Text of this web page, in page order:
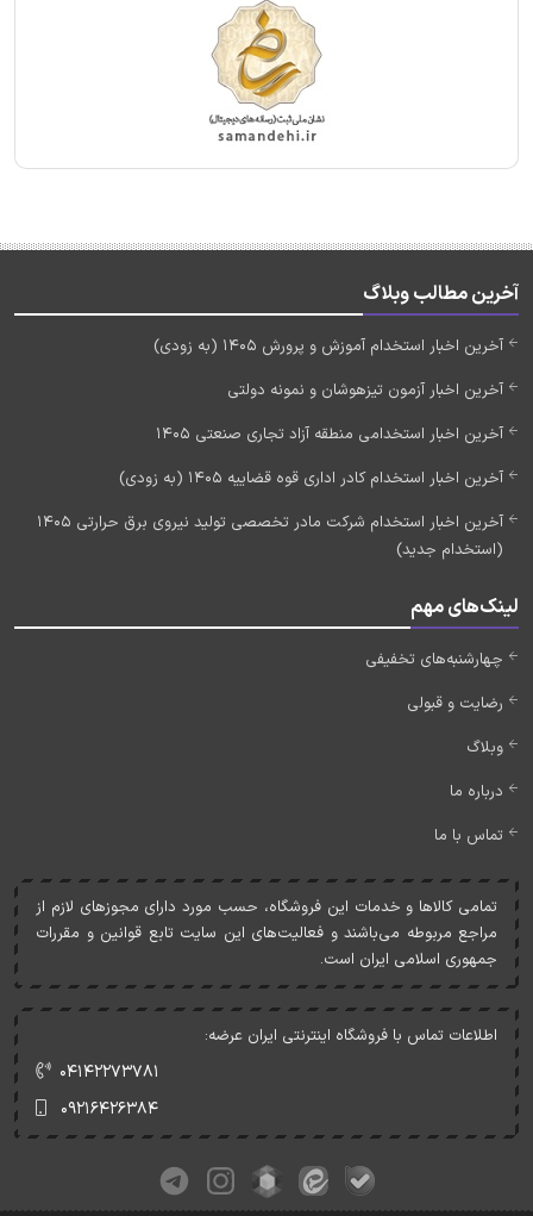
آخرین مطالب وبلاگ
آخرین اخبار استخدام آموزش و پرورش 1405 (به زودی)
آخرین اخبار آزمون تیزهوشان و نمونه دولتی
آخرین اخبار استخدامی منطقه آزاد تجاری صنعتی 1405
آخرین اخبار استخدام کادر اداری قوه قضاییه 1405 (به زودی)
آخرین اخبار استخدام شرکت مادر تخصصی تولید نیروی برق حرارتی 1405
(استخدام جدید)
لینک‌های مهم
چهارشنبه‌های تخفیفی
رضایت و قبولی
وبلاگ
درباره ما
تماس با ما
تمامی کالاها و خدمات اين فروشگاه، حسب مورد دارای مجوزهای لازم از
مراجع مربوطه می‌باشند و فعاليت‌های اين سايت تابع قوانين و مقررات
جمهوری اسلامی ايران است.
اطلاعات تماس با فروشگاه اینترنتی ایران عرضه:
۰۴۱۴۲۲۷۳۷۸۱
۰۹۲۱۶۴۲۶۳۸۴